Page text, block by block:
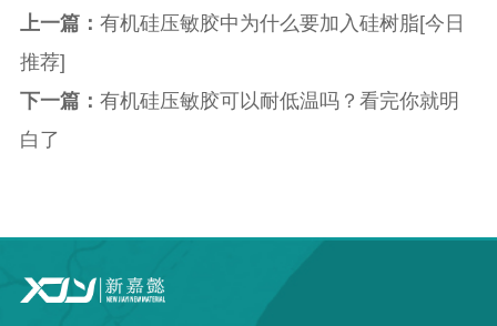
上一篇： 有机硅压敏胶中为什么要加入硅树脂[今日
推荐]
下一篇： 有机硅压敏胶可以耐低温吗？看完你就明
白了